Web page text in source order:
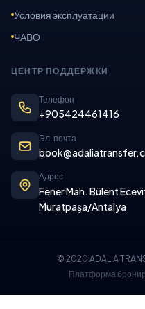
Условия эксплуатации
ЧАВО
ЦЕНТР ПОДДЕРЖКИ
Телефон
+905424461416
Эл. почта
Адрес
Fener Mah. Bülent
Muratpaşa/Antalya
© 2020 ADALIA
Платформа